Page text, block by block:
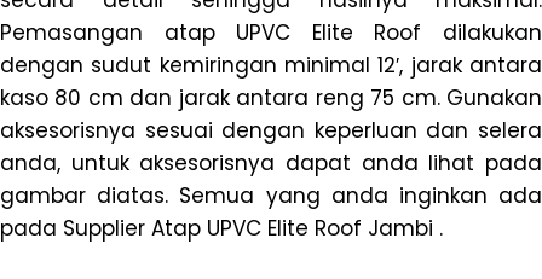
Pemasangan atap UPVC Elite Roof dilakukan
dengan sudut kemiringan minimal 12′, jarak antara
kaso 80 cm dan jarak antara reng 75 cm. Gunakan
aksesorisnya sesuai dengan keperluan dan selera
anda, untuk aksesorisnya dapat anda lihat pada
gambar diatas. Semua yang anda inginkan ada
pada Supplier Atap UPVC Elite Roof Jambi .